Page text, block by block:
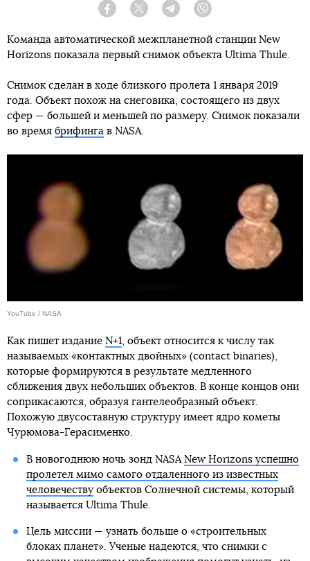
Facebook Twitter Telegram
Команда автоматической межпланетной станции New
Horizons показала первый снимок объекта Ultima Thule.
Снимок сделан в ходе близкого пролета 1 января 2019
года. Объект похож на снеговика, состоящего из двух
сфер — большей и меньшей по размеру. Снимок показали
во время брифинга в NASA.
YouTube / NASA
Как пишет издание N+1
, объект относится к числу так
называемых «контактных двойных» (contact binaries),
которые формируются в результате медленного
сближения двух небольших объектов. В конце концов они
соприкасаются, образуя гантелеобразный объект.
Похожую двусоставную структуру имеет ядро кометы
Чурюмова-Герасименко.
В новогоднюю ночь зонд NASA New Horizons успешно
пролетел мимо самого отдаленного из известных
человечествуобъектов Солнечной системы, который
называется Ultima Thule.
Цель миссии — узнать больше о «строительных
блоках планет». Ученые надеются, что снимки с